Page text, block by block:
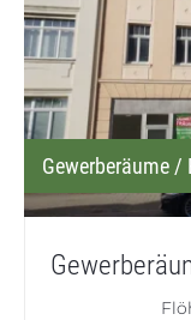
Gewerberäume